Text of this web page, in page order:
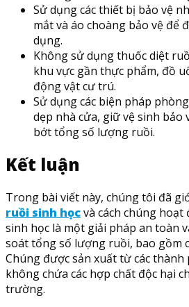
Sử dụng các thiết bị bảo vệ
mắt và áo choàng bảo vệ để
dụng.
Không sử dụng thuốc diệt
khu vực gần thực phẩm, đồ
động vật cư trú.
Sử dụng các biện pháp
dẹp nhà cửa, giữ vệ sinh bảo
bớt tổng số lượng ruồi.
Kết luận
Trong bài viết này, chúng tôi đã
ruồi sinh họcvà cách chúng
sinh học là một giải pháp an toàn
soát tổng số lượng ruồi, bao gồm
Chúng được sản xuất từ các
không chứa các hợp chất độc hại
trường.